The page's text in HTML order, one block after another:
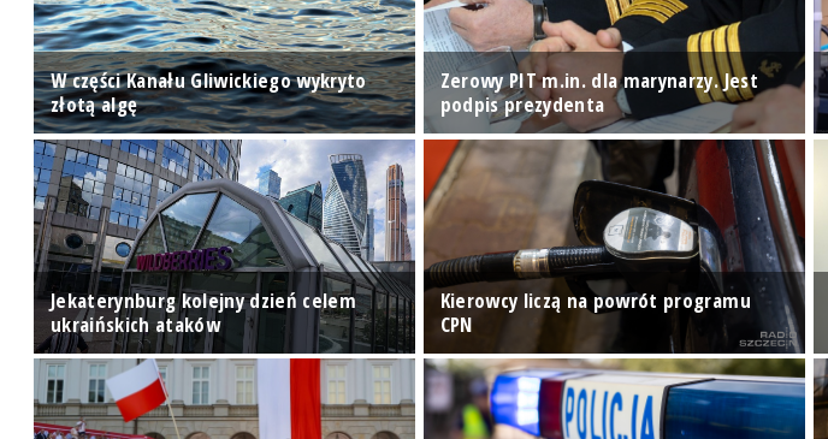
W części Kanału Gliwickiego wykryto
złotą algę
Zerowy PIT m.in. dla marynarzy. Jest
podpis prezydenta
Jekaterynburg kolejny dzień celem
ukraińskich ataków
Kierowcy liczą na powrót programu
CPN